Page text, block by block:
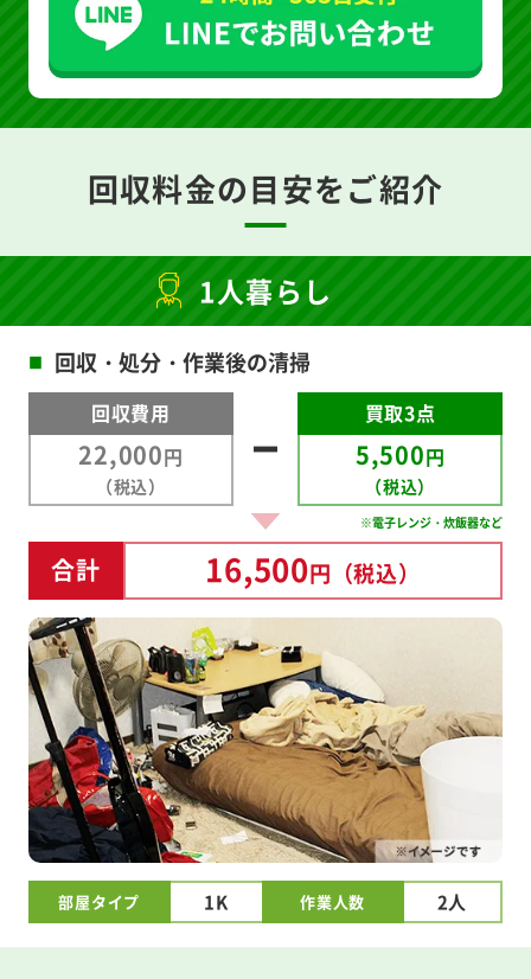
回収料金の目安をご紹介
1人暮らし
部屋タイプ 1K 作業人数 2人
■ 回収・処分・作業後の清掃
回収費用
22,000円
（税込）
買取3点
5,500円
（税込）
※電子レンジ・炊飯器など
合計 16,500円 （税込）